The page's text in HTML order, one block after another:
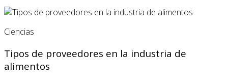
Ciencias
Tipos de proveedores en la industria de
alimentos